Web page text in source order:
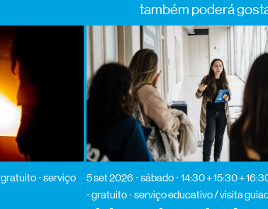
também poderá
gratuito serviço
5 set 2026 sábado 14:30 + 15:30 +
gratuito serviço educativo / visita